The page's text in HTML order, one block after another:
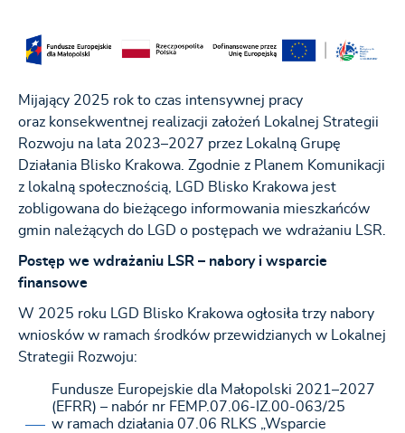
Mijający 2025 rok to czas intensywnej pracy
oraz konsekwentnej realizacji założeń Lokalnej Strategii
Rozwoju na lata 2023–2027 przez Lokalną Grupę
Działania Blisko Krakowa. Zgodnie z Planem Komunikacji
z lokalną społecznością, LGD Blisko Krakowa jest
zobligowana do bieżącego informowania mieszkańców
gmin należących do LGD o postępach we wdrażaniu LSR.
Postęp we wdrażaniu LSR – nabory i wsparcie
finansowe
W 2025 roku LGD Blisko Krakowa ogłosiła trzy nabory
wniosków w ramach środków przewidzianych w Lokalnej
Strategii Rozwoju:
Fundusze Europejskie dla Małopolski 2021–2027
(EFRR) – nabór nr FEMP.07.06-IZ.00-063/25
w ramach działania 07.06 RLKS „Wsparcie